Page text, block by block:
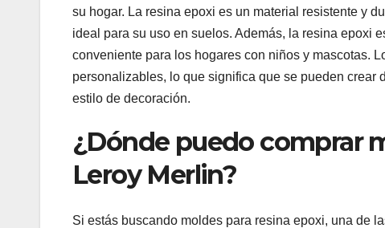
su hogar. La resina epoxi es un material resistente y
ideal para su uso en suelos. Además, la resina epoxi
conveniente para los hogares con niños y mascotas.
personalizables, lo que significa que se pueden
estilo de decoración.
¿Dónde puedo comprar
Leroy Merlin?
Si estás buscando moldes para resina epoxi, una de